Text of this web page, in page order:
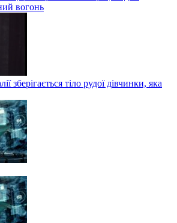
вогонь
зберігається тіло рудої дівчинки, яка